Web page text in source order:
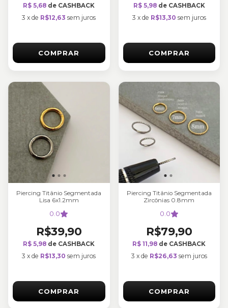
R$ 5,68 de CASHBACK
3 xde R$12,63 sem juros
COMPRAR
R$ 5,98de CASHBACK
3 x de R$13,30 sem juros
COMPRAR
Piercing Titânio Segmentada
Lisa 6x1.2mm
0.0
R$39,90
R$ 5,98 de CASHBACK
3 xde R$13,30 sem juros
COMPRAR
Piercing Titânio Segmentada
Zircônias 0.8mm
0.0
R$79,90
R$ 11,98 de CASHBACK
3 x de R$26,63 sem juros
COMPRAR